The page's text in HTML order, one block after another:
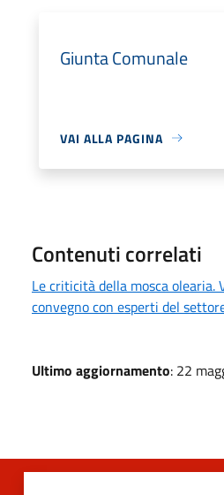
Giunta Comunale
VAI ALLA PAGINA
Contenuti correlati
Le criticità della mosca olearia.
convegno con esperti del
Ultimo aggiornamento: 22